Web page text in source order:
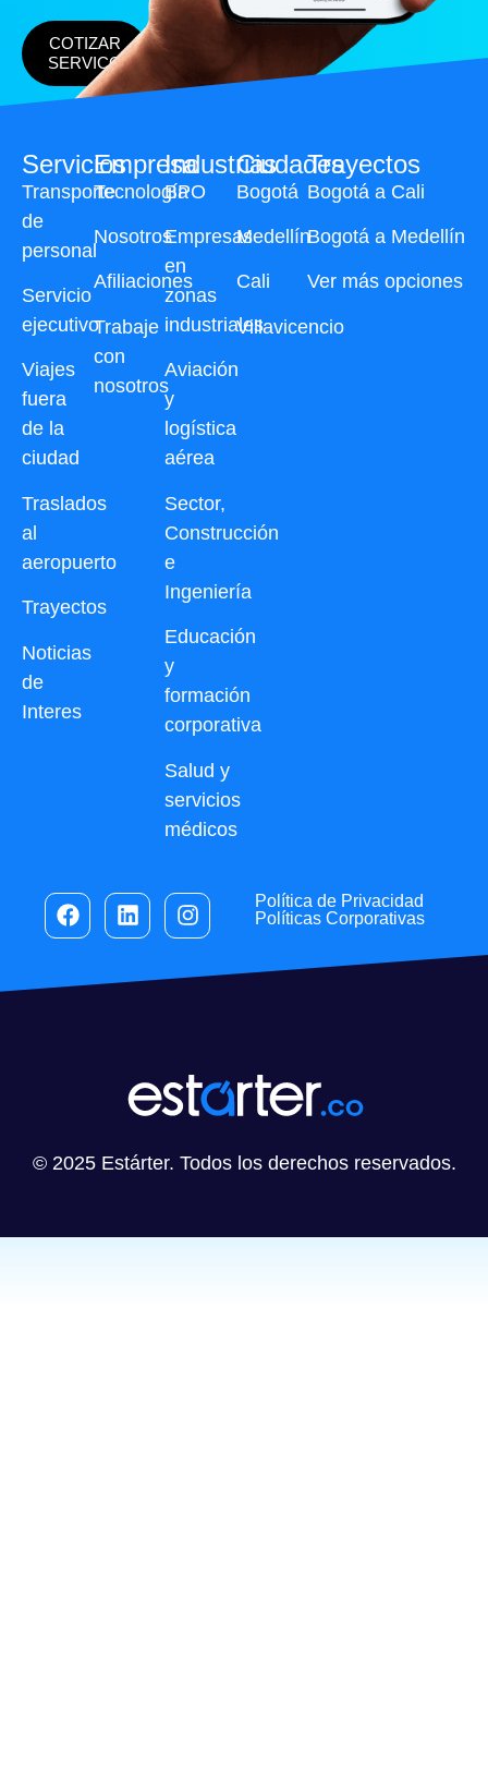
COTIZAR
SERVICO
Servicios
Transporte
de
personal
Servicio
ejecutivo
Viajes
fuera
de la
ciudad
Traslados
al
aeropuerto
Trayectos
Noticias
de
Interes
Industrias
BPO
Empresas
en
zonas
industriales
Aviación
y
logística
aérea
Sector,
Construcción
e
Ingeniería
Educación
y
formación
corporativa
Salud y
servicios
médicos
Ciudades
Bogotá
Medellín
Cali
Villavicencio
Trayectos
Bogotá a Cali
Bogotá a Medellín
Ver más opciones
Empresa
Tecnología
Nosotros
Afiliaciones
Trabaje
con
nosotros
Política de Privacidad
Políticas Corporativas
© 2025 Estárter. Todos los derechos reservados.